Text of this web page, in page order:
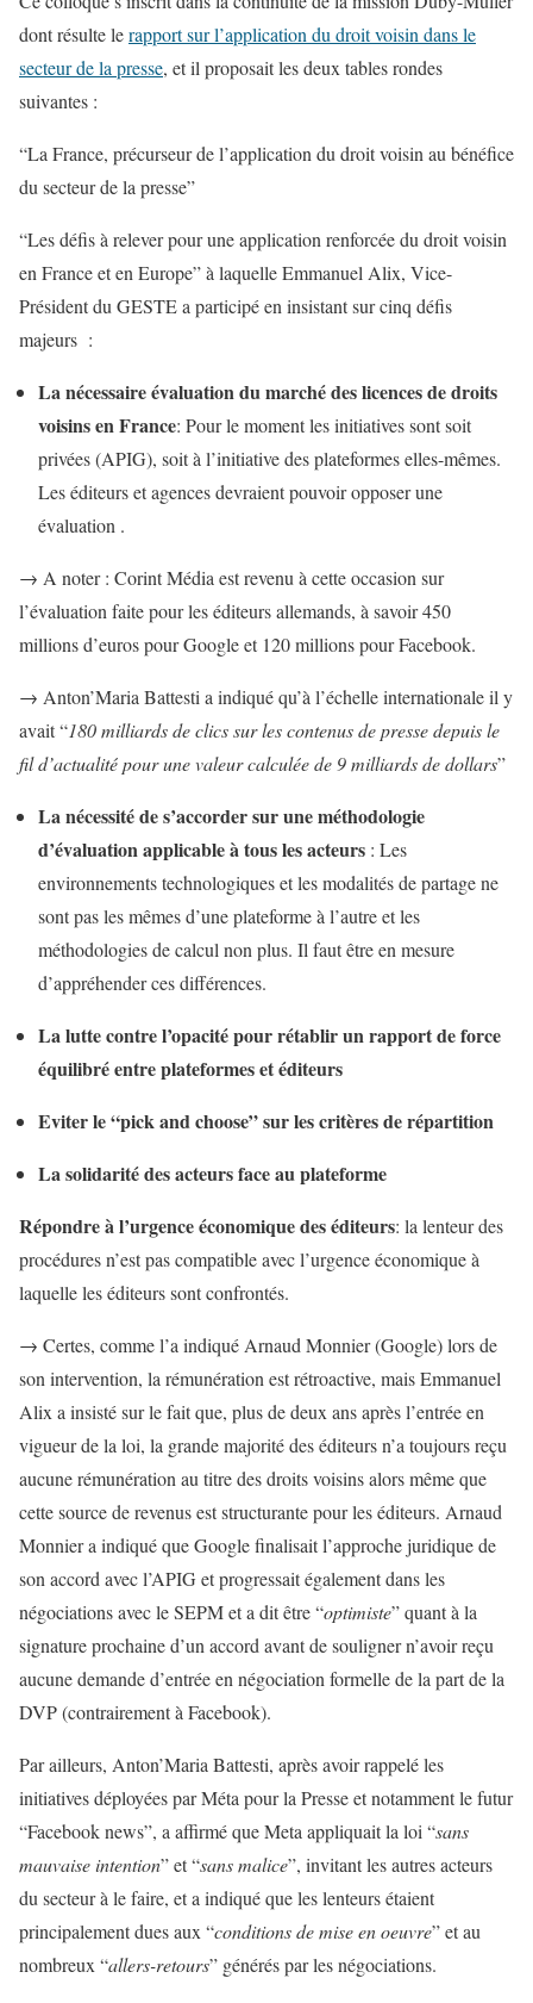
dont résulte lerapport sur l’application du droit voisin dans le
secteur de la presse, et il proposait les deux tables rondes
suivantes :
“La France, précurseur de l’application du droit voisin au bénéfice
du secteur de la presse”
“Les défis à relever pour une application renforcée du droit voisin
en France et en Europe” à laquelle Emmanuel Alix, Vice-
Président du GESTE a participé en insistant sur cinq défis
majeurs :
La nécessaire évaluation du marché des licences de droits
voisins en France: Pour le moment les initiatives sont soit
privées (APIG), soit à l’initiative des plateformes elles-mêmes.
Les éditeurs et agences devraient pouvoir opposer une
évaluation .
→ A noter : Corint Média est revenu à cette occasion sur
l’évaluation faite pour les éditeurs allemands, à savoir 450
millions d’euros pour Google et 120 millions pour Facebook.
→ Anton’Maria Battesti a indiqué qu’à l’échelle internationale il y
avait “180 milliards de clics sur les contenus de presse depuis le
fil d’actualité pour une valeur calculée de 9 milliards de dollars”
La nécessité de s’accorder sur une méthodologie
d’évaluation applicable à tous les acteurs : Les
environnements technologiques et les modalités de partage ne
sont pas les mêmes d’une plateforme à l’autre et les
méthodologies de calcul non plus. Il faut être en mesure
d’appréhender ces différences.
La lutte contre l’opacité pour rétablir un rapport de force
équilibré entre plateformes et éditeurs
Eviter le “pick and choose” sur les critères de répartition
La solidarité des acteurs face au plateforme
Répondre à l’urgence économique des éditeurs: la lenteur des
procédures n’est pas compatible avec l’urgence économique à
laquelle les éditeurs sont confrontés.
→ Certes, comme l’a indiqué Arnaud Monnier (Google) lors de
son intervention, la rémunération est rétroactive, mais Emmanuel
Alix a insisté sur le fait que, plus de deux ans après l’entrée en
vigueur de la loi, la grande majorité des éditeurs n’a toujours reçu
aucune rémunération au titre des droits voisins alors même que
cette source de revenus est structurante pour les éditeurs. Arnaud
Monnier a indiqué que Google finalisait l’approche juridique de
son accord avec l’APIG et progressait également dans les
négociations avec le SEPM et a dit être “optimiste” quant à la
signature prochaine d’un accord avant de souligner n’avoir reçu
aucune demande d’entrée en négociation formelle de la part de la
DVP (contrairement à Facebook).
Par ailleurs, Anton’Maria Battesti, après avoir rappelé les
initiatives déployées par Méta pour la Presse et notamment le futur
“Facebook news”, a affirmé que Meta appliquait la loi “sans
mauvaise intention” et “sans malice”, invitant les autres acteurs
du secteur à le faire, et a indiqué que les lenteurs étaient
principalement dues aux “conditions de mise en oeuvre” et au
nombreux “allers-retours” générés par les négociations.